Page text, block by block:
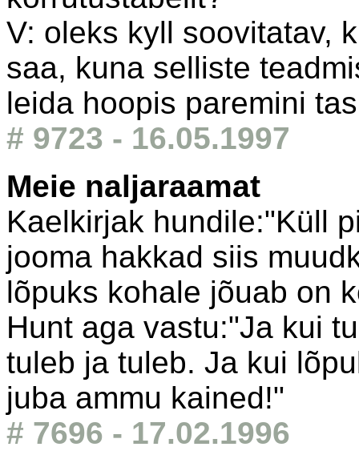
V: oleks kyll soovitatav,
saa, kuna selliste
leida hoopis paremini
# 9723 - 16.05.1997
Meie naljaraamat
Kaelkirjak hundile:"Küll
jooma hakkad siis
lõpuks kohale jõuab on
Hunt aga vastu:"Ja kui
tuleb ja tuleb. Ja kui
juba ammu kained!"
# 7696 - 17.02.1996